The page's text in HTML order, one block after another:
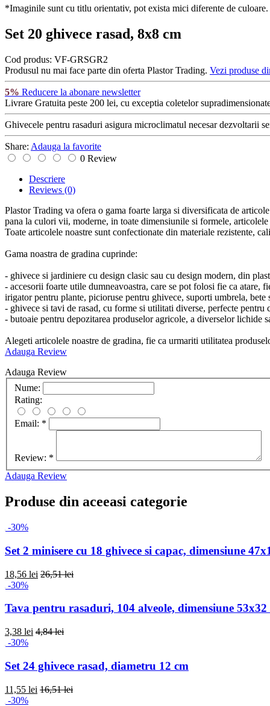
*Imaginile sunt cu titlu orientativ, pot exista mici diferente de culoare.
Set 20 ghivece rasad, 8x8 cm
Cod produs: VF-GRSGR2
Produsul nu mai face parte din oferta Plastor Trading. Vezi produse
5% Reducere la abonare newsletter
Livrare Gratuita peste 200 lei, cu exceptia coletelor
Ghivecele pentru rasaduri asigura microclimatul necesar dezvoltarii
Share: Adauga la favorite
0 Review
Descriere
Reviews (0)
Plastor Trading va ofera o gama foarte larga si diversificata de
pana la culori vii, moderne, in toate dimensiunile si formele,
Toate articolele noastre sunt confectionate din materiale rezistente,
Gama noastra de gradina cuprinde:
- ghivece si jardiniere cu design clasic sau cu design modern, din
- accesorii foarte utile dumneavoastra, care se pot folosi fie ca
irigator pentru plante, picioruse pentru ghivece, suporti umbrela, bete
- ghivece si tavi de rasad, cu forme si utilitati diverse, perfecte
- butoaie pentru depozitarea produselor agricole, a diverselor lichide
Alegeti articolele noastre de gradina, fie ca urmariti utilitatea
Adauga Review
Adauga Review
Nume:
Rating:
Email: *
Review: *
Adauga Review
Produse din aceeasi categorie
-30%
Set 2 minisere cu 18 ghivece si capac, dimensiune
18,56 lei 26,51 lei
-30%
Tava pentru rasaduri, 104 alveole, dimensiune 53x32
3,38 lei 4,84 lei
-30%
Set 24 ghivece rasad, diametru 12 cm
11,55 lei 16,51 lei
-30%